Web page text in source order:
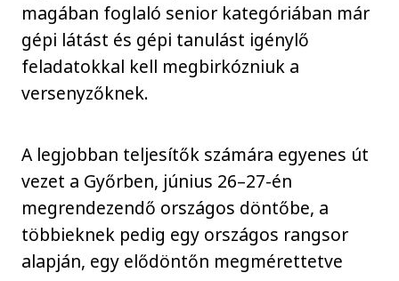
magában foglaló senior kategóriában már
gépi látást és gépi tanulást igénylő
feladatokkal kell megbirkózniuk a
versenyzőknek.
A legjobban teljesítők számára egyenes út
vezet a Győrben, június 26–27-én
megrendezendő országos döntőbe, a
többieknek pedig egy országos rangsor
alapján, egy elődöntőn megmérettetve